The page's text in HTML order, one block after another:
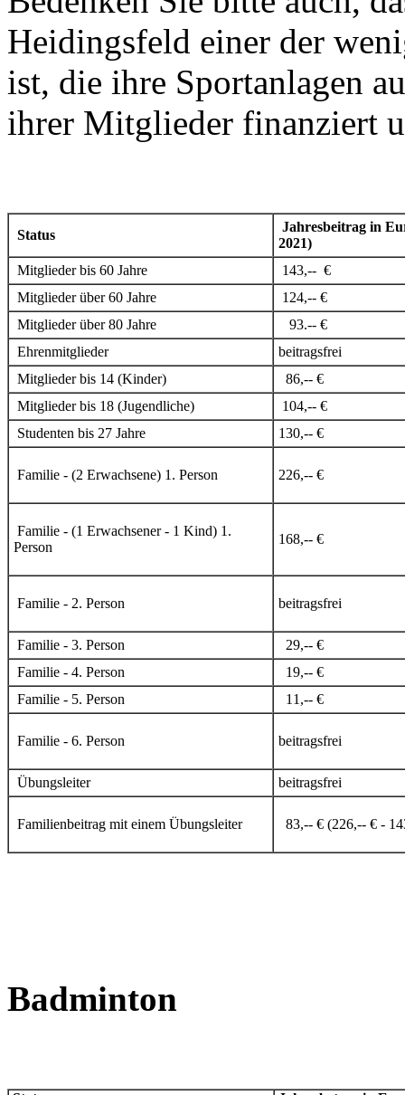
Heidingsfeld einer der
ist, die ihre Sportanlagen
ihrer Mitglieder finanziert
Status
Jahresbeitrag in
2021)
Mitglieder bis 60 Jahre
143,-- €
Mitglieder über 60 Jahre
124,-- €
Mitglieder über 80 Jahre
93.-- €
Ehrenmitglieder
beitragsfrei
Mitglieder bis 14 (Kinder)
86,-- €
Mitglieder bis 18 (Jugendliche)
104,-- €
Studenten bis 27 Jahre
130,-- €
Familie - (2 Erwachsene) 1. Person 226,-- €
Familie - (1 Erwachsener - 1 Kind) 1.
Person
168,-- €
Familie - 2. Person beitragsfrei
Familie - 3. Person
29,-- €
Familie - 4. Person
19,-- €
Familie - 5. Person
11,-- €
Familie - 6. Person beitragsfrei
Übungsleiter beitragsfrei
Familienbeitrag mit einem Übungsleiter 83,-- € (226,-- € -
Badminton